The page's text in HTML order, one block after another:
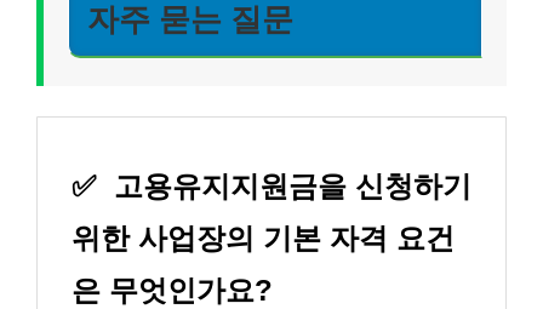
자주 묻는 질문
✅ 고용유지지원금을 신청하기
위한 사업장의 기본 자격 요건
은 무엇인가요?